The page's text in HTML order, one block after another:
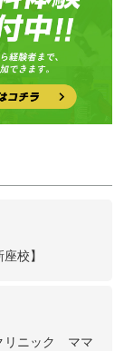
校】
リニック ママ